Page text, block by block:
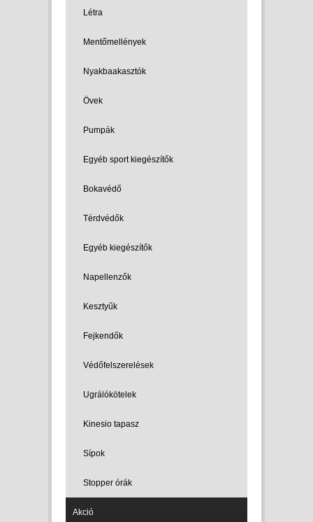
Létra
Mentőmellények
Nyakbaakasztók
Övek
Pumpák
Egyéb sport kiegészítők
Bokavédő
Térdvédők
Egyéb kiegészítők
Napellenzők
Kesztyűk
Fejkendők
Védőfelszerelések
Ugrálókötelek
Kinesio tapasz
Sípok
Stopper órák
Akció